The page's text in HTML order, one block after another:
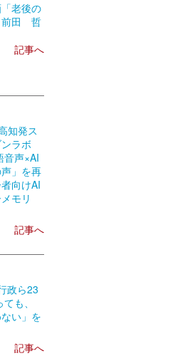
老後の
前田 哲
記事へ
知発ス
ラボ
音声×AI
」を再
向けAI
モリ
記事へ
政ら23
も、
い」を
記事へ